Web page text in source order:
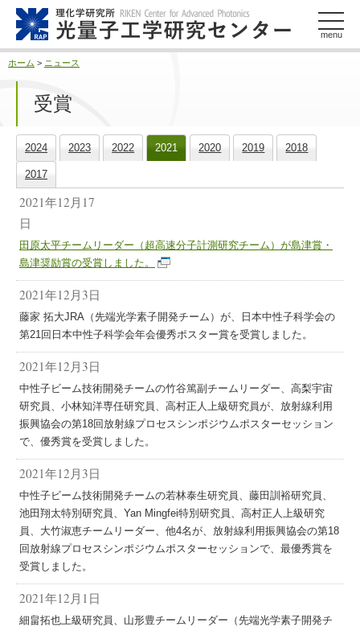
menu
ホーム > ニュース
受賞
2024 2023 2022 2021 2020 2019 2018
2017
2021年12月17
日
田原太平チームリーダー（超高速分子計測研究チーム）が島津賞・
島津奨励賞の受賞しました。
2021年12月3日
藤家 拓大JRA（先端光学素子開発チーム）が、日本中性子科学会の
第21回日本中性子科学会年会優秀ポスター賞を受賞しました。
2021年12月3日
中性子ビーム技術開発チームの竹谷篤副チームリーダー、高梨宇宙
研究員、小林知洋専任研究員、高村正人上級研究員が、放射線利用
振興協会の第18回放射線プロセスシンポジウムポスターセッション
で、優秀賞を受賞しました。
2021年12月3日
中性子ビーム技術開発チームの若林泰生研究員、藤田訓裕研究員、
池田翔太特別研究員、Yan Mingfei特別研究員、高村正人上級研究
員、大竹淑恵チームリーダー、他4名が、放射線利用振興協会の第18
回放射線プロセスシンポジウムポスターセッションで、最優秀賞を
受賞しました。
2021年12月1日
細畠拓也上級研究員、山形豊チームリーダー（先端光学素子開発チ